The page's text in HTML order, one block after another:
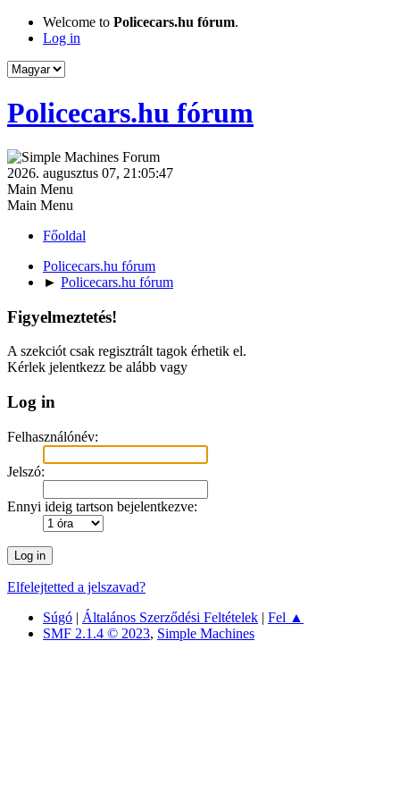
Welcome to Policecars.hu fórum.
Log in
Policecars.hu fórum
2026. augusztus 07, 21:05:47
Main Menu
Main Menu
Főoldal
Policecars.hu fórum
► Policecars.hu fórum
Figyelmeztetés!
A szekciót csak regisztrált tagok érhetik el.
Kérlek jelentkezz be alább vagy
Log in
Felhasználónév:
Jelszó:
Ennyi ideig tartson bejelentkezve:
Elfelejtetted a jelszavad?
Súgó | Általános Szerződési Feltételek | Fel ▲
SMF 2.1.4 © 2023, Simple Machines